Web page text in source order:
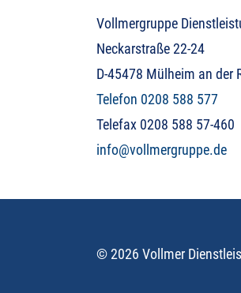
Vollmergruppe
Neckarstraße 22-24
D-45478 Mülheim an der
Telefon 0208 588 577
Telefax 0208 588 57-460
info@vollmergruppe.de
© 2026 Vollmer